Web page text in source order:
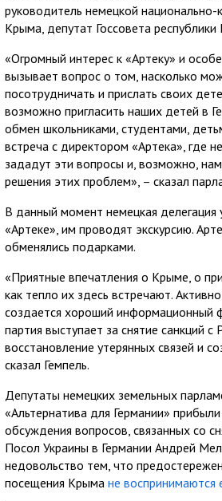
руководитель немецкой национально-
Крыма, депутат Госсовета
«Огромный интерес к «Артеку» и
вызывает вопрос о том, насколько
посотрудничать и прислать своих
возможно пригласить наших детей в
обмен школьниками, студентами,
встреча с директором «Артека», где
зададут эти вопросы и, возможно,
решения этих проблем», – сказал
В данный момент немецкая делегация
«Артеке», им проводят экскурсию.
обменялись подарками.
«Приятные впечатления о Крыме, о
как тепло их здесь встречают.
создается хороший информационный
партия выступает за снятие санкций с
восстановление утерянных связей и
сказал Гемпель.
Депутаты немецких земельных
«Альтернатива для Германии»
обсуждения вопросов, связанных со
Посол Украины в Германии Андрей
недовольство тем, что
посещения Крыма не воспринимаются